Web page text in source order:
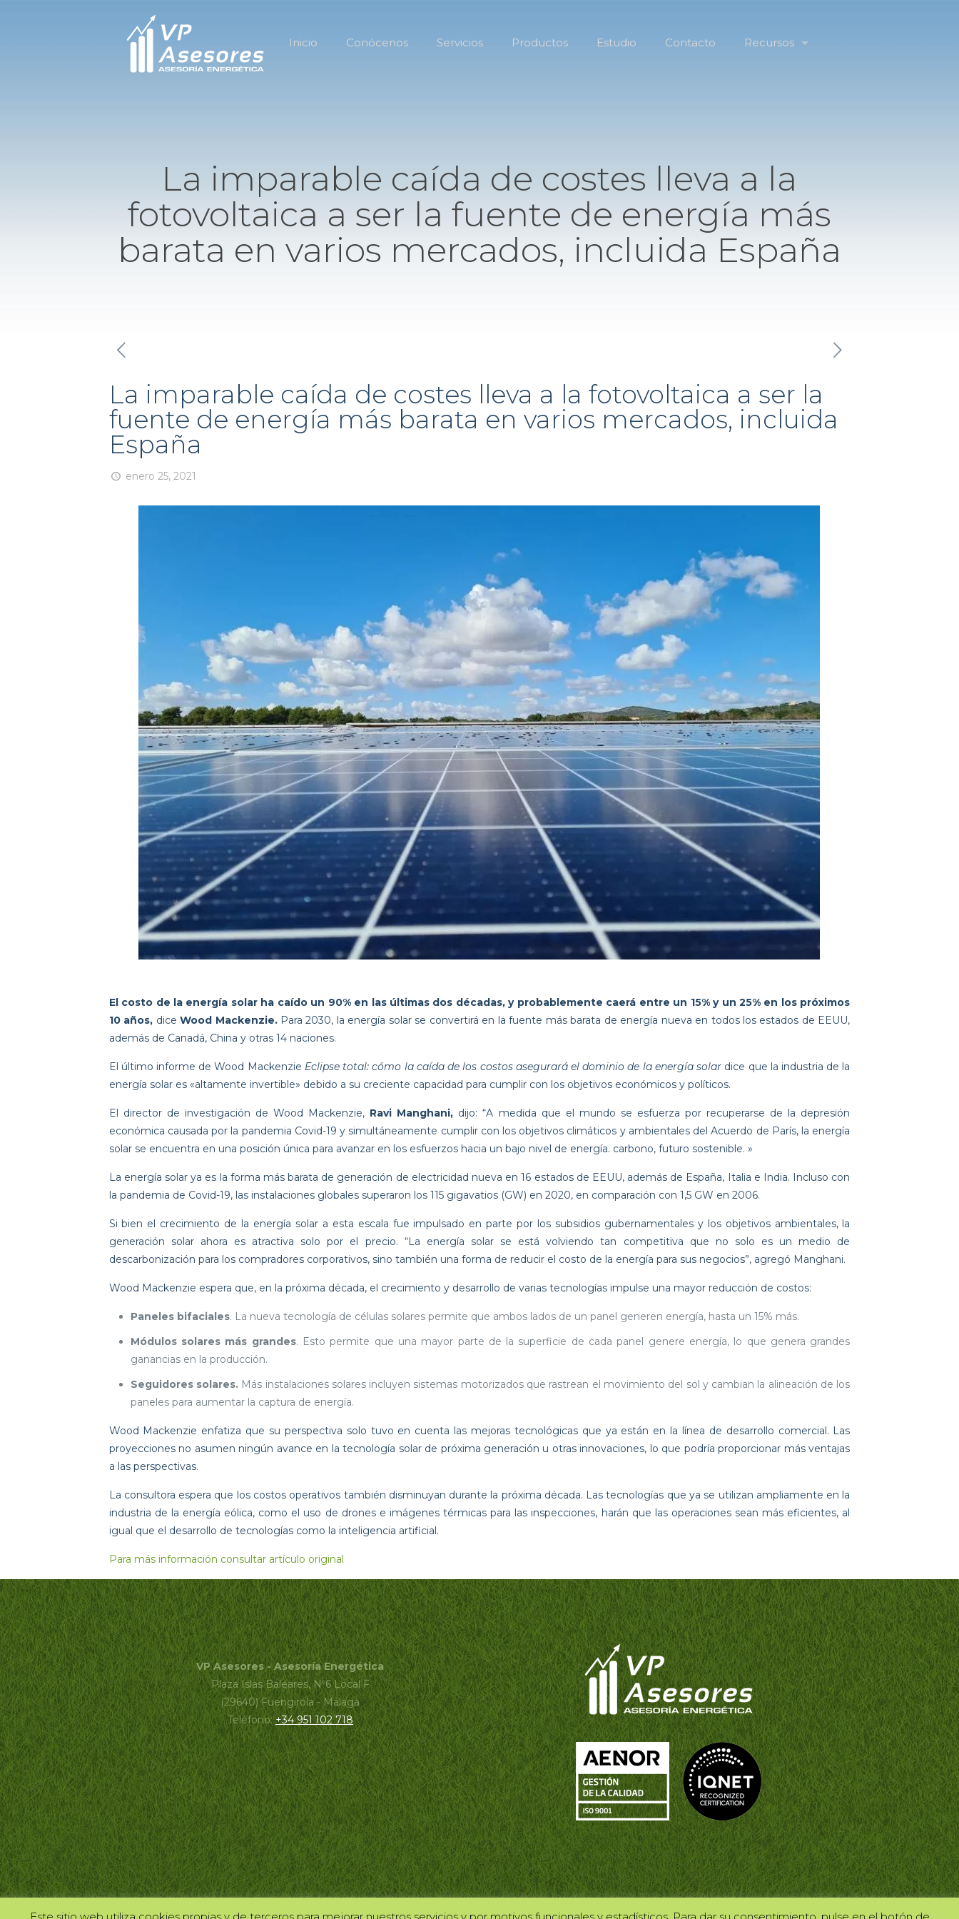
Inicio Conócenos Servicios Productos Estudio Contacto Recursos
La imparable caída de costes lleva a la
fotovoltaica a ser la fuente de energía más
barata en varios mercados, incluida España
La imparable caída de costes lleva a la fotovoltaica a ser la
fuente de energía más barata en varios mercados, incluida
España
enero 25, 2021
El costo de la energía solar ha caído un 90% en las últimas dos décadas, y probablemente caerá entre un 15% y un 25% en los próximos
10 años, diceWood Mackenzie.Para 2030, la energía solar se convertirá en la fuente más barata de energía nueva en todos los estados de EEUU,
además de Canadá, China y otras 14 naciones.
El último informe de Wood Mackenzie Eclipse total: cómo la caída de los costos asegurará el dominio de la energía solar dice que la industria de la
energía solar es «altamente invertible» debido a su creciente capacidad para cumplir con los objetivos económicos y políticos.
El director de investigación de Wood Mackenzie, Ravi Manghani, dijo: “A medida que el mundo se esfuerza por recuperarse de la depresión
económica causada por la pandemia Covid-19 y simultáneamente cumplir con los objetivos climáticos y ambientales del Acuerdo de París, la energía
solar se encuentra en una posición única para avanzar en los esfuerzos hacia un bajo nivel de energía. carbono, futuro sostenible. »
La energía solar ya es la forma más barata de generación de electricidad nueva en 16 estados de EEUU, además de España, Italia e India. Incluso con
la pandemia de Covid-19, las instalaciones globales superaron los 115 gigavatios (GW) en 2020, en comparación con 1,5 GW en 2006.
Si bien el crecimiento de la energía solar a esta escala fue impulsado en parte por los subsidios gubernamentales y los objetivos ambientales, la
generación solar ahora es atractiva solo por el precio. “La energía solar se está volviendo tan competitiva que no solo es un medio de
descarbonización para los compradores corporativos, sino también una forma de reducir el costo de la energía para sus negocios”, agregó Manghani.
Wood Mackenzie espera que, en la próxima década, el crecimiento y desarrollo de varias tecnologías impulse una mayor reducción de costos:
Paneles bifaciales. La nueva tecnología de células solares permite que ambos lados de un panel generen energía, hasta un 15% más.
Módulos solares más grandes. Esto permite que una mayor parte de la superficie de cada panel genere energía, lo que genera grandes
ganancias en la producción.
Seguidores solares.Más instalaciones solares incluyen sistemas motorizados que rastrean el movimiento del sol y cambian la alineación de los
paneles para aumentar la captura de energía.
Wood Mackenzie enfatiza que su perspectiva solo tuvo en cuenta las mejoras tecnológicas que ya están en la línea de desarrollo comercial. Las
proyecciones no asumen ningún avance en la tecnología solar de próxima generación u otras innovaciones, lo que podría proporcionar más ventajas
a las perspectivas.
La consultora espera que los costos operativos también disminuyan durante la próxima década. Las tecnologías que ya se utilizan ampliamente en la
industria de la energía eólica, como el uso de drones e imágenes térmicas para las inspecciones, harán que las operaciones sean más eficientes, al
igual que el desarrollo de tecnologías como la inteligencia artificial.
Para más información consultar artículo original
VP Asesores - Asesoría Energética
Plaza Islas Baleares, Nº6 Local F
(29640) Fuengirola - Málaga
Teléfono:+34 951 102 718